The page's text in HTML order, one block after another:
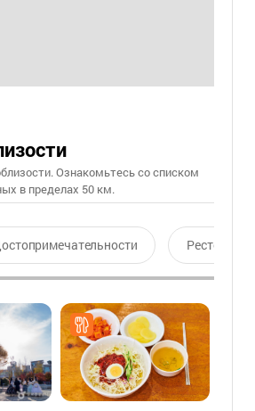
Ознакомьтесь со списком
в пределах 50 км.
Ресторан